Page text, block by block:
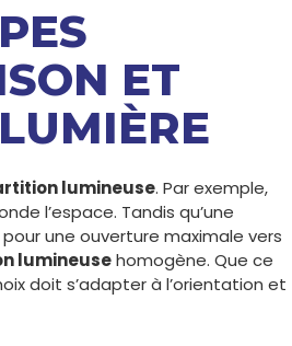
ET
lumineuse. Par exemple,
l’espace. Tandis qu’une
pour une ouverture maximale vers
lumineusehomogène. Que ce
doit s’adapter à l’orientation et